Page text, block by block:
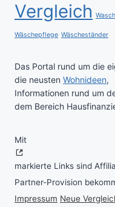
Vergleich
Wäschepflege Wäscheständer
Das Portal rund um die
die neusten Wohnideen,
Informationen rund um
dem Bereich
Mit
markierte Links sind
Partner-Provision
Impressum Neue